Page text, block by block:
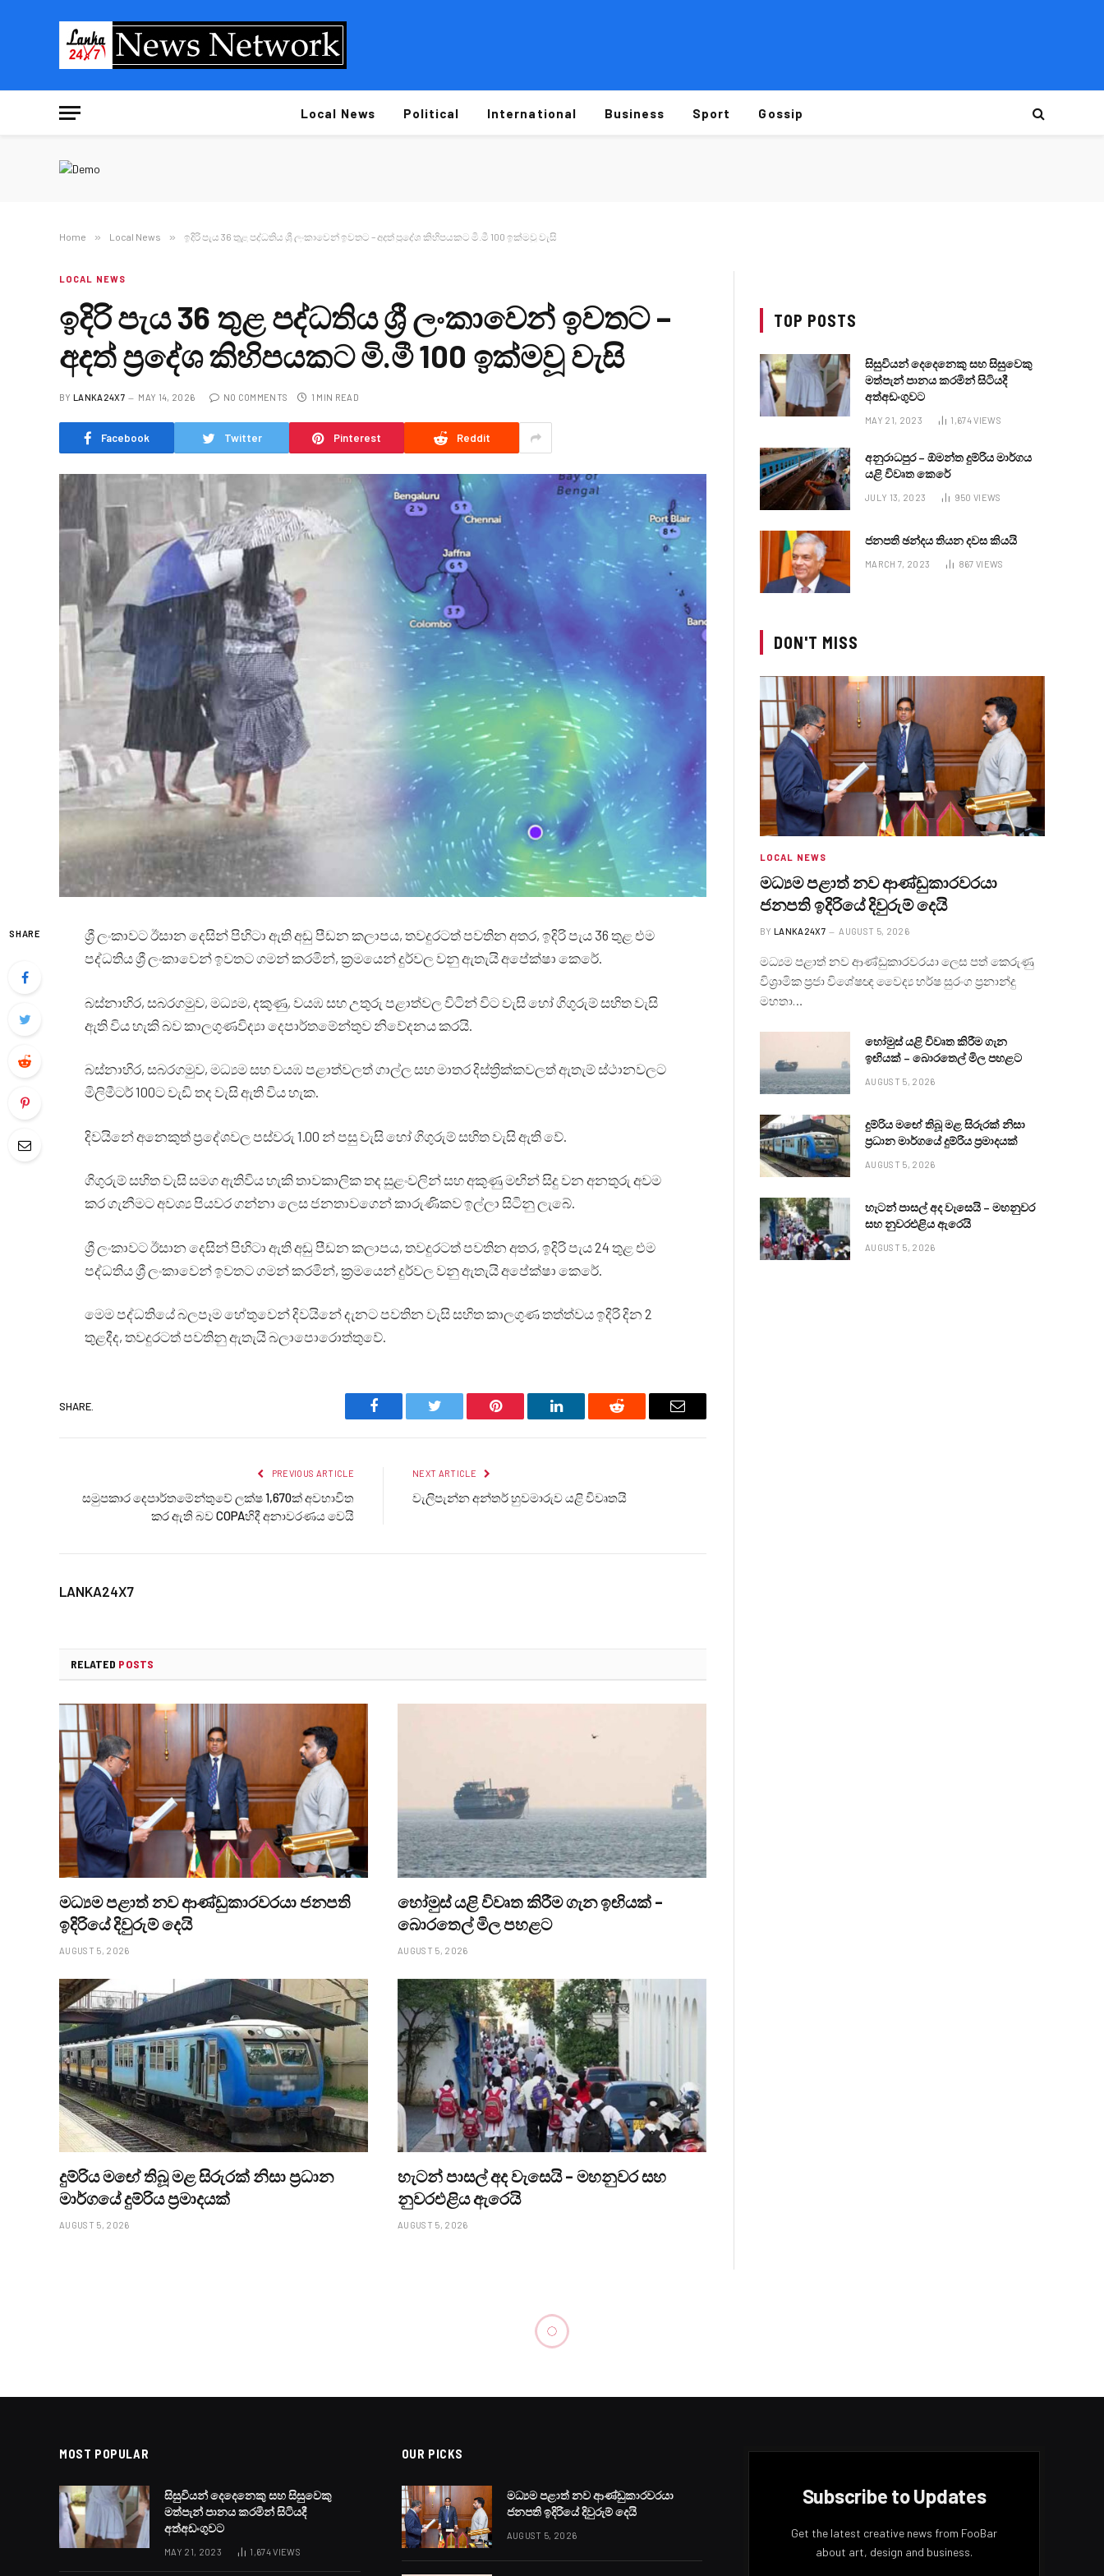
Local News Political International Business Sport Gossip
Home » Local News » ඉදිරි පැය 36 තුළ පද්ධතිය ශ්‍රී ලංකාවෙන් ඉවතට – අදත් ප්‍රදේශ කිහිපයකට මි.මී 100 ඉක්මවූ වැසි
LOCAL NEWS
ඉදිරි පැය 36 තුළ පද්ධතිය ශ්‍රී ලංකාවෙන් ඉවතට –
අදත් ප්‍රදේශ කිහිපයකට මි.මී 100 ඉක්මවූ වැසි
BY LANKA24X7 MAY 14, 2026 NO COMMENTS 1 MIN READ
Facebook Twitter Pinterest Reddit
SHARE
ශ්‍රී ලංකාවට ඊසාන දෙසින් පිහිටා ඇති අඩු පීඩන කලාපය, තවදුරටත් පවතින අතර, ඉදිරි පැය 36 තුළ එම
පද්ධතිය ශ්‍රී ලංකාවෙන් ඉවතට ගමන් කරමින්, ක්‍රමයෙන් දුර්වල වනු ඇතැයි අපේක්ෂා කෙරේ.
බස්නාහිර, සබරගමුව, මධ්‍යම, දකුණු, වයඹ සහ උතුරු පළාත්වල විටින් විට වැසි හෝ ගිගුරුම් සහිත වැසි
ඇති විය හැකි බව කාලගුණවිද්‍යා දෙපාර්තමේන්තුව නිවේදනය කරයි.
බස්නාහිර, සබරගමුව, මධ්‍යම සහ වයඹ පළාත්වලත් ගාල්ල සහ මාතර දිස්ත්‍රික්කවලත් ඇතැම් ස්ථානවලට
මිලිමීටර් 100ට වැඩි තද වැසි ඇති විය හැක.
දිවයිනේ අනෙකුත් ප්‍රදේශවල පස්වරු 1.00 න් පසු වැසි හෝ ගිගුරුම් සහිත වැසි ඇති වේ.
ගිගුරුම් සහිත වැසි සමග ඇතිවිය හැකි තාවකාලික තද සුළංවලින් සහ අකුණු මඟින් සිදු වන අනතුරු අවම
කර ගැනීමට අවශ්‍ය පියවර ගන්නා ලෙස ජනතාවගෙන් කාරුණිකව ඉල්ලා සිටිනු ලැබේ.
ශ්‍රී ලංකාවට ඊසාන දෙසින් පිහිටා ඇති අඩු පීඩන කලාපය, තවදුරටත් පවතින අතර, ඉදිරි පැය 24 තුළ එම
පද්ධතිය ශ්‍රී ලංකාවෙන් ඉවතට ගමන් කරමින්, ක්‍රමයෙන් දුර්වල වනු ඇතැයි අපේක්ෂා කෙරේ.
මෙම පද්ධතියේ බලපෑම හේතුවෙන් දිවයිනේ දැනට පවතින වැසි සහිත කාලගුණ තත්ත්වය ඉදිරි දින 2
තුළදීද, තවදුරටත් පවතිනු ඇතැයි බලාපොරොත්තුවේ.
SHARE.
Facebook Twitter Pinterest LinkedIn Reddit Email
PREVIOUS ARTICLE
සමුපකාර දෙපාර්තමේන්තුවේ ලක්ෂ 1,670ක් අවභාවිත
කර ඇති බව COPAහිදී අනාවරණය වෙයි
NEXT ARTICLE
වැලිපැන්න අන්තර් හුවමාරුව යළි විවෘතයි
LANKA24X7
RELATED POSTS
මධ්‍යම පළාත් නව ආණ්ඩුකාරවරයා ජනපති
ඉදිරියේ දිවුරුම් දෙයි
AUGUST 5, 2026
හෝමුස් යළි විවෘත කිරීම ගැන ඉඟියක් –
බොරතෙල් මිල පහළට
AUGUST 5, 2026
දුම්රිය මඟේ තිබූ මළ සිරුරක් නිසා ප්‍රධාන
මාර්ගයේ දුම්රිය ප්‍රමාදයක්
AUGUST 5, 2026
හැටන් පාසල් අද වැසෙයි – මහනුවර සහ
නුවරඑළිය ඇරෙයි
AUGUST 5, 2026
TOP POSTS
සිසුවියන් දෙදෙනෙකු සහ සිසුවෙකු
මත්පැන් පානය කරමින් සිටියදී
අත්අඩංගුවට
MAY 21, 2023 1,674VIEWS
අනුරාධපුර – ඕමන්ත දුම්රිය මාර්ගය
යළි විවෘත කෙරේ
JULY 13, 2023 950 VIEWS
ජනපති ඡන්දය තියන දවස කියයි
MARCH 7, 2023 867 VIEWS
DON'T MISS
LOCAL NEWS
මධ්‍යම පළාත් නව ආණ්ඩුකාරවරයා
ජනපති ඉදිරියේ දිවුරුම් දෙයි
BY LANKA24X7 AUGUST 5, 2026
මධ්‍යම පළාත් නව ආණ්ඩුකාරවරයා ලෙස පත් කෙරුණු
විශ්‍රාමික ප්‍රජා විශේෂඥ වෛද්‍ය හර්ෂ සුරංග ප්‍රනාන්දු
මහතා…
හෝමුස් යළි විවෘත කිරීම ගැන
ඉඟියක් – බොරතෙල් මිල පහළට
AUGUST 5, 2026
දුම්රිය මඟේ තිබූ මළ සිරුරක් නිසා
ප්‍රධාන මාර්ගයේ දුම්රිය ප්‍රමාදයක්
AUGUST 5, 2026
හැටන් පාසල් අද වැසෙයි – මහනුවර
සහ නුවරඑළිය ඇරෙයි
AUGUST 5, 2026
MOST POPULAR
සිසුවියන් දෙදෙනෙකු සහ සිසුවෙකු
මත්පැන් පානය කරමින් සිටියදී
අත්අඩංගුවට
MAY 21, 2023 1,674VIEWS
OUR PICKS
මධ්‍යම පළාත් නව ආණ්ඩුකාරවරයා
ජනපති ඉදිරියේ දිවුරුම් දෙයි
AUGUST 5, 2026
Subscribe to Updates
Get the latest creative news from FooBar
about art, design and business.